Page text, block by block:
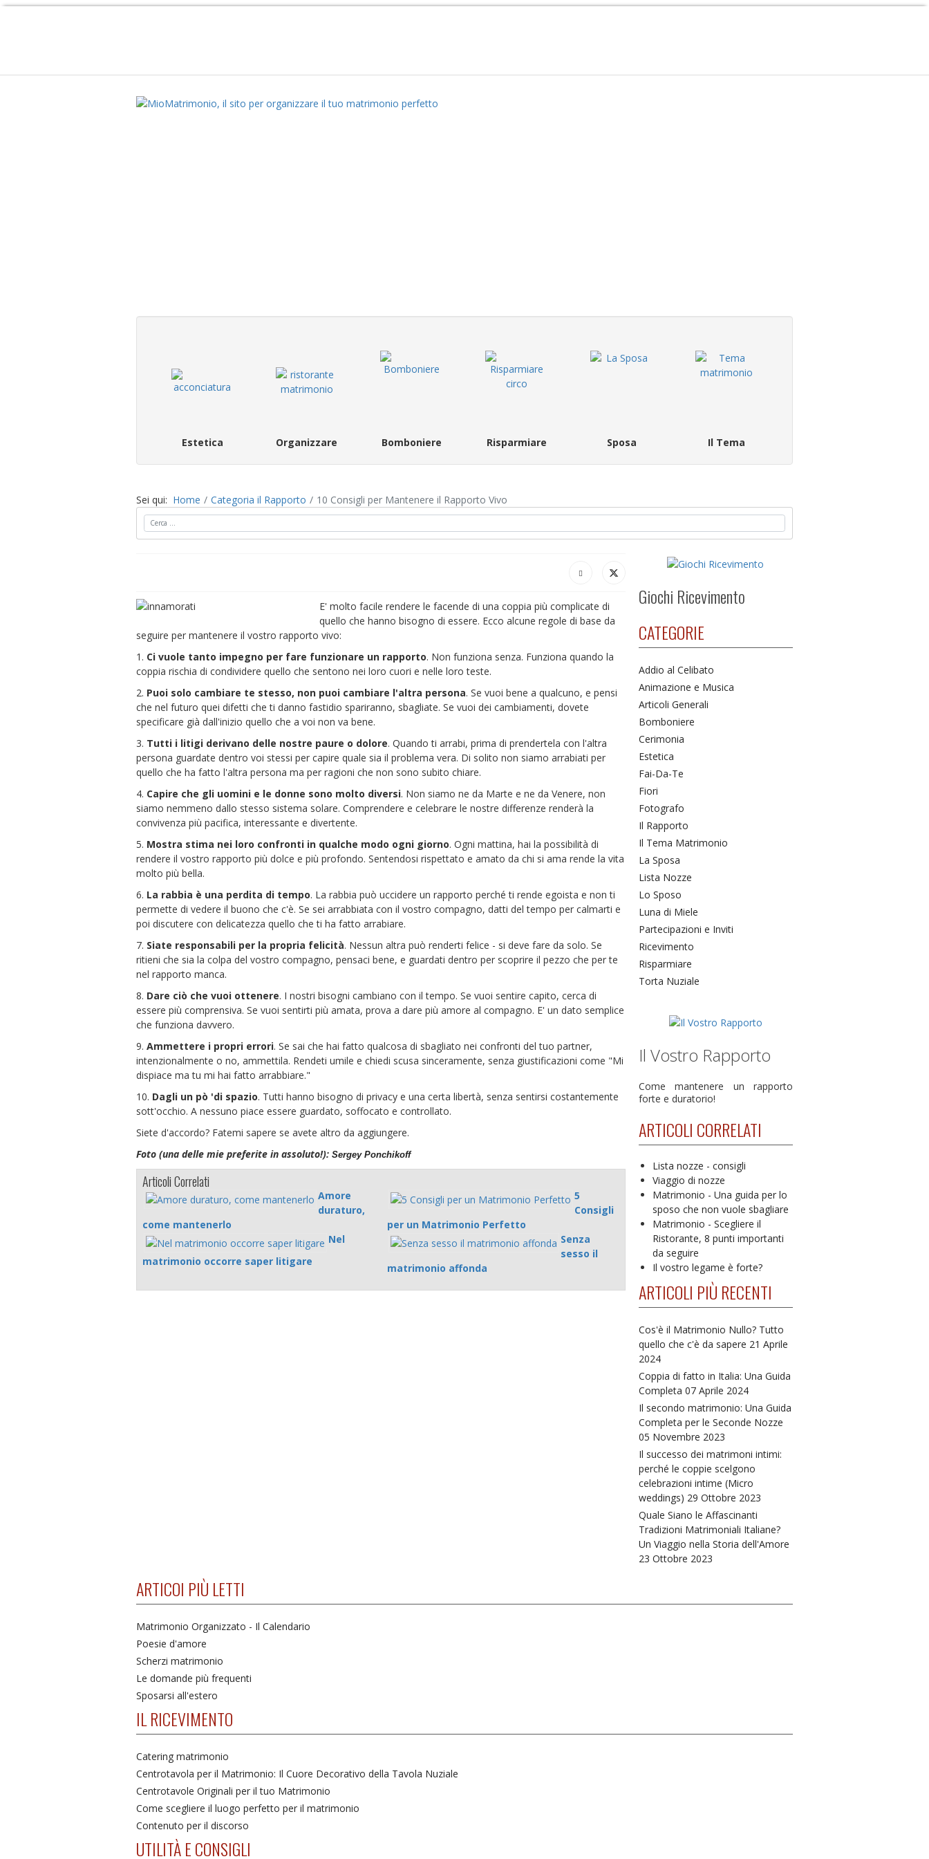
Estetica Organizzare Bomboniere Risparmiare Sposa Il Tema
Sei qui: Home Categoria il Rapporto
10 Consigli per Mantenere il Rapporto Vivo
Cerca
E' molto facile rendere le facende di una coppia più complicate di
quello che hanno bisogno di essere. Ecco alcune regole di base da
seguire per mantenere il vostro rapporto vivo:
1. Ci vuole tanto impegno per fare funzionare un rapporto. Non funziona senza. Funziona quando la
coppia rischia di condividere quello che sentono nei loro cuori e nelle loro teste.
2. Puoi solo cambiare te stesso, non puoi cambiare l'altra persona. Se vuoi bene a qualcuno, e pensi
che nel futuro quei difetti che ti danno fastidio spariranno, sbagliate. Se vuoi dei cambiamenti, dovete
specificare già dall'inizio quello che a voi non va bene.
3. Tutti i litigi derivano delle nostre paure o dolore. Quando ti arrabi, prima di prendertela con l'altra
persona guardate dentro voi stessi per capire quale sia il problema vera. Di solito non siamo arrabiati per
quello che ha fatto l'altra persona ma per ragioni che non sono subito chiare.
4. Capire che gli uomini e le donne sono molto diversi. Non siamo ne da Marte e ne da Venere, non
siamo nemmeno dallo stesso sistema solare. Comprendere e celebrare le nostre differenze renderà la
convivenza più pacifica, interessante e divertente.
5. Mostra stima nei loro confronti in qualche modo ogni giorno. Ogni mattina, hai la possibilità di
rendere il vostro rapporto più dolce e più profondo. Sentendosi rispettato e amato da chi si ama rende la vita
molto più bella.
6. La rabbia è una perdita di tempo. La rabbia può uccidere un rapporto perché ti rende egoista e non ti
permette di vedere il buono che c'è. Se sei arrabbiata con il vostro compagno, datti del tempo per calmarti e
poi discutere con delicatezza quello che ti ha fatto arrabiare.
7. Siate responsabili per la propria felicità. Nessun altra può renderti felice - si deve fare da solo. Se
ritieni che sia la colpa del vostro compagno, pensaci bene, e guardati dentro per scoprire il pezzo che per te
nel rapporto manca.
8. Dare ciò che vuoi ottenere. I nostri bisogni cambiano con il tempo. Se vuoi sentire capito, cerca di
essere più comprensiva. Se vuoi sentirti più amata, prova a dare più amore al compagno. E' un dato semplice
che funziona davvero.
9. Ammettere i propri errori. Se sai che hai fatto qualcosa di sbagliato nei confronti del tuo partner,
intenzionalmente o no, ammettila. Rendeti umile e chiedi scusa sinceramente, senza giustificazioni come "Mi
dispiace ma tu mi hai fatto arrabbiare."
10. Dagli un pò 'di spazio. Tutti hanno bisogno di privacy e una certa libertà, senza sentirsi costantemente
sott'occhio. A nessuno piace essere guardato, soffocato e controllato.
Siete d'accordo? Fatemi sapere se avete altro da aggiungere.
Foto (una delle mie preferite in assoluto!): Sergey Ponchikoff
Articoli Correlati
Amore
duraturo,
come mantenerlo
5
Consigli
per un Matrimonio Perfetto
Nel
matrimonio occorre saper litigare
Senza
sesso il
matrimonio affonda
Giochi Ricevimento
CATEGORIE
Addio al Celibato
Animazione e Musica
Articoli Generali
Bomboniere
Cerimonia
Estetica
Fai-Da-Te
Fiori
Fotografo
Il Rapporto
Il Tema Matrimonio
La Sposa
Lista Nozze
Lo Sposo
Luna di Miele
Partecipazioni e Inviti
Ricevimento
Risparmiare
Torta Nuziale
Il Vostro Rapporto
Come mantenere un rapporto
forte e duratorio!
ARTICOLI CORRELATI
Lista nozze - consigli
Viaggio di nozze
Matrimonio - Una guida per lo
sposo che non vuole sbagliare
Matrimonio - Scegliere il
Ristorante, 8 punti importanti
da seguire
Il vostro legame è forte?
ARTICOLI PIÙ RECENTI
Cos'è il Matrimonio Nullo? Tutto
quello che c'è da sapere 21 Aprile
2024
Coppia di fatto in Italia: Una Guida
Completa 07 Aprile 2024
Il secondo matrimonio: Una Guida
Completa per le Seconde Nozze
05 Novembre 2023
Il successo dei matrimoni intimi:
perché le coppie scelgono
celebrazioni intime (Micro
weddings) 29 Ottobre 2023
Quale Siano le Affascinanti
Tradizioni Matrimoniali Italiane?
Un Viaggio nella Storia dell'Amore
23 Ottobre 2023
ARTICOI PIÙ LETTI
Matrimonio Organizzato - Il Calendario
Poesie d'amore
Scherzi matrimonio
Le domande più frequenti
Sposarsi all'estero
IL RICEVIMENTO
Catering matrimonio
Centrotavola per il Matrimonio: Il Cuore Decorativo della Tavola Nuziale
Centrotavole Originali per il tuo Matrimonio
Come scegliere il luogo perfetto per il matrimonio
Contenuto per il discorso
UTILITÀ E CONSIGLI